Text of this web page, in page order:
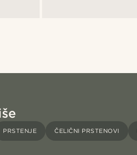
PRSTENJE ČELIČNI PRSTENOVI